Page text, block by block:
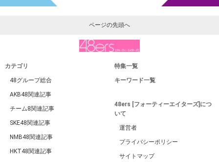
ページの先頭へ
カテゴリ
48グループ総合
AKB48関連記事
チーム8関連記事
SKE48関連記事
NMB48関連記事
HKT48関連記事
特集一覧
キーワード一覧
48ers [フォーティーエイターズ]につ
いて
運営者
プライバシーポリシー
サイトマップ